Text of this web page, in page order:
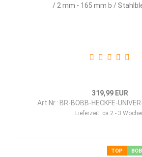
/ 2 mm - 165 mm b /
319,99 EUR
Art.Nr.: BR-BOBB-HECKFE-
Lieferzeit: ca 2 - 3
TOP